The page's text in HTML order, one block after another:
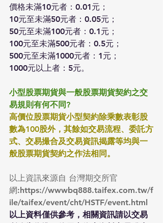
價格未滿10元者：0.01元；
10元至未滿50元者：0.05元；
50元至未滿100元者：0.1元；
100元至未滿500元者：0.5元；
500元至未滿1000元者：1元；
1000元以上者：5元。
小型股票期貨與一般股票期貨契約之交
易規則有何不同?
高價位股票期貨小型契約除乘數表彰股
數為100股外，其餘如交易流程、委託方
式、交易撮合及交易資訊揭露等均與一
般股票期貨契約之作法相同。
以上資訊來源自 台灣期交所官
網:https://wwwbq888.taifex.com.tw/f
ile/taifex/event/cht/HSTF/event.html
以上資料僅供參考，相關資訊請以交易